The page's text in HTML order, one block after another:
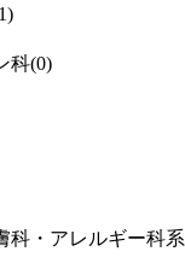
1)
科(0)
科・アレルギー科系